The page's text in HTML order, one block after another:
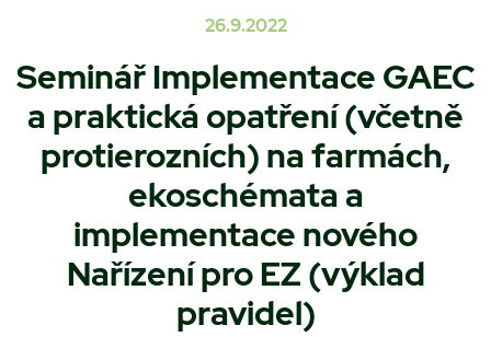
26.9.2022
Seminář Implementace GAEC
a praktická opatření (včetně
protierozních) na farmách,
ekoschémata a
implementace nového
Nařízení pro EZ (výklad
pravidel)